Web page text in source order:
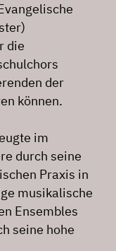
die
der
können.
im
durch seine
Praxis in
musikalische
Ensembles
seine hohe